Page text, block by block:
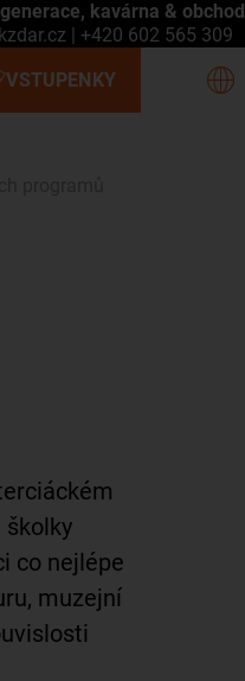
kavárna & obchod
| +420 602 565 309
školky
co nejlépe
muzejní